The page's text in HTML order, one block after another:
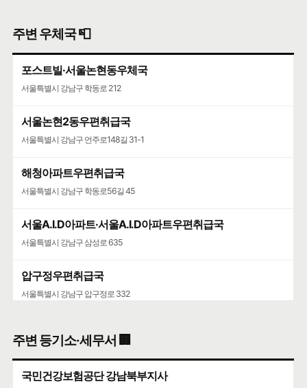
주변 우체국 📮
포스트빌·서울논현동우체국
서울특별시 강남구 학동로 212
서울논현2동우편취급국
서울특별시 강남구 언주로148길 31-1
해청아파트우편취급국
서울특별시 강남구 학동로56길 45
서울A.I.D아파트·서울A.I.D아파트우편취급국
서울특별시 강남구 삼성로 635
압구정우편취급국
서울특별시 강남구 압구정로 332
서울특별시 강남구 학동로101길 26
청담청하우편취급국
주변 등기소·세무서 🏢
국민건강보험공단 강남북부지사